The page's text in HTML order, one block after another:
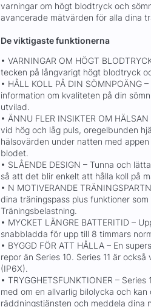
varningar om högt blodtryck och
avancerade mätvärden för alla dina
De viktigaste funktionerna
• VARNINGAR OM HÖGT
tecken på långvarigt högt blodtryck
• HÅLL KOLL PÅ DIN SÖMNPOÄNG
information om kvaliteten på din
utvilad.
• ÄNNU FLER INSIKTER OM
vid hög och låg puls, oregelbunden
hälsovärden under natten med
blodet.
• SLÅENDE DESIGN – Tunna och
så att det blir enkelt att hålla koll på
• N MOTIVERANDE
dina träningspass plus funktioner
Träningsbelastning.
• MYCKET LÄNGRE BATTERITID –
snabbladda för upp till 8 timmars
• BYGGD FÖR ATT HÅLLA – En
repor än Series 10. Series 11 är
(IP6X).
• TRYGGHETSFUNKTIONER –
med om en allvarlig bilolycka och
räddningstjänsten och meddela dina